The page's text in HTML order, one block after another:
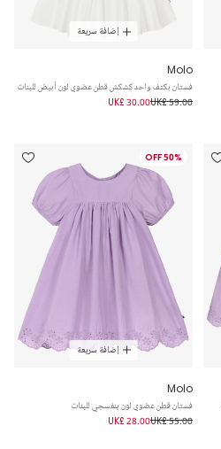
إضافة سريعة
Molo
فستان بكتف واحد كشكش قطن عضوي لون أبيض للبنات
UK£ 59.00
UK£ 30.00
50% OFF
إضافة سريعة
Molo
فستان قطن عضوي لون بنفسجي للبنات
UK£ 55.00
UK£ 28.00